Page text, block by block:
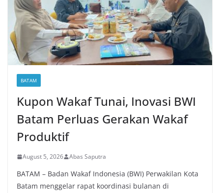
BATAM
Kupon Wakaf Tunai, Inovasi BWI
Batam Perluas Gerakan Wakaf
Produktif
August 5, 2026 Abas Saputra
BATAM – Badan Wakaf Indonesia (BWI) Perwakilan Kota
Batam menggelar rapat koordinasi bulanan di